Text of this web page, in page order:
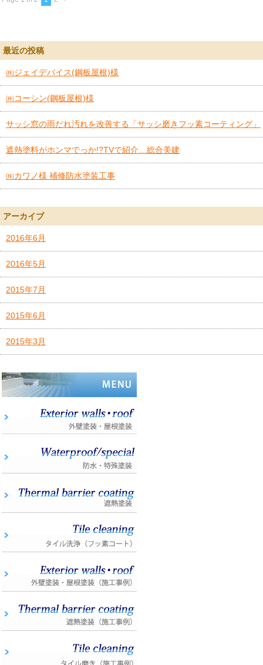
最近の投稿
㈱ジェイデバイス(鋼板屋根)様
㈱コーシン(鋼板屋根)様
サッシ窓の雨だれ汚れを改善する「サッシ磨きフッ素コーティング」
遮熱塗料がホンマでっか!?TVで紹介…総合美建
㈱カワノ様 補修防水塗装工事
アーカイブ
2016年6月
2016年5月
2015年7月
2015年6月
2015年3月